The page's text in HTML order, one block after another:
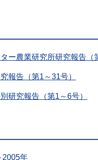
ー農業研究所研究報告（
報告（第1～31号）
研究報告（第1～6号）
2005年